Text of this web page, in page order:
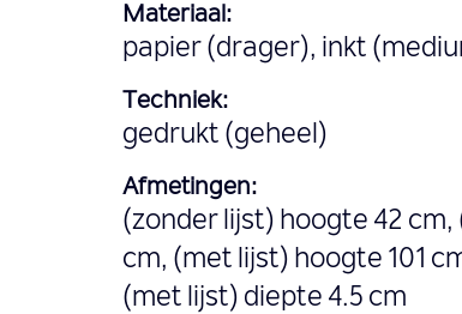
Materiaal:
papier (drager), inkt
Techniek:
gedrukt (geheel)
Afmetingen:
(zonder lijst) hoogte 42
cm, (met lijst) hoogte 101
(met lijst) diepte 4.5 cm